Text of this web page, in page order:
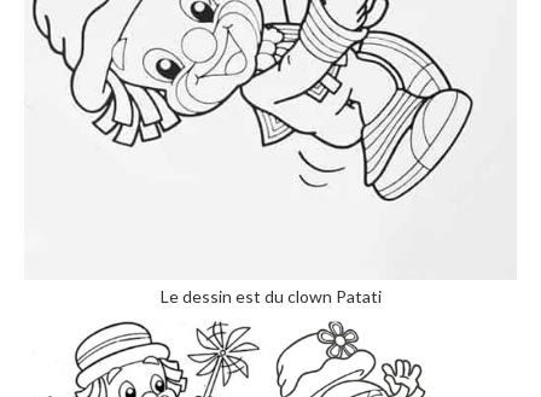
Le dessin est du clown Patati